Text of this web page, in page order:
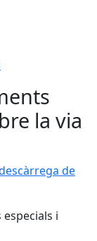
la via
de
i